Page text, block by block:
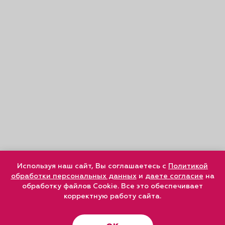
Используя наш сайт, Вы соглашаетесь с Политикой
обработки персональных данныхи даете согласие на
обработку файлов Cookie. Все это обеспечивает
корректную работу сайта.